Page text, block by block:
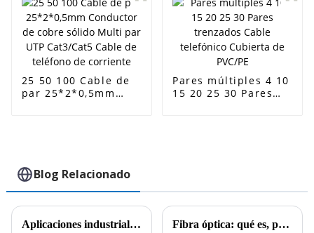
25 50 100 Cable de
par 25*2*0,5mm
Pares múltiples 4 10
15 20 25 30 Pares
Blog Relacionado
Aplicaciones industriales de los cables CAT6A CAT7 y CAT8 y sus características técnicas Fibra óptica: qué es, para qué sirve y cómo funciona